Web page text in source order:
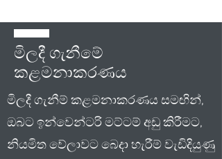
මිලදී ගැනීමේ
කළමනාකරණය
මිලදී ගැනීම් කළමනාකරණය සමඟින්,
ඔබට ඉන්වෙන්ටරි මට්ටම් අඩු කිරීමට,
නියමිත වේලාවට බෙදා හැරීම් වැඩිදියුණු